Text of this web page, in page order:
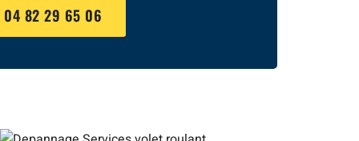
04 82 29 65 06